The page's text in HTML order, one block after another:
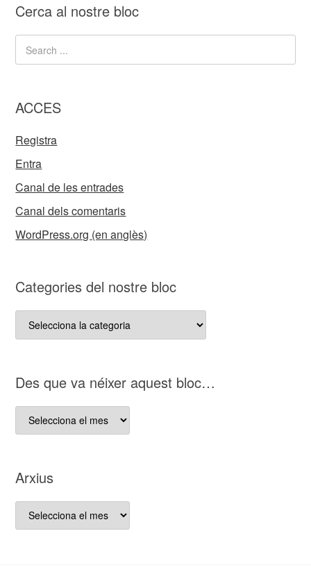
Cerca al nostre bloc
ACCES
Registra
Entra
Canal de les entrades
Canal dels comentaris
WordPress.org (en anglès)
Categories del nostre bloc
Categories
del
D es que va néixer aquest bloc…
D es
que
aquest
bloc…
Arxius
Arxius